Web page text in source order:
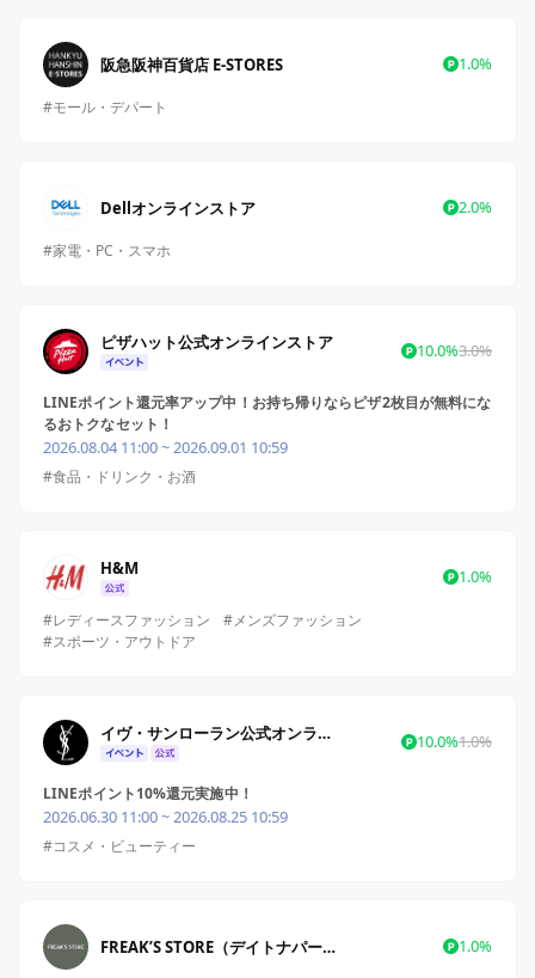
阪急阪神百貨店 E-STORES 1.0%
#モール・デパート
Dellオンラインストア 2.0%
#家電・PC・スマホ
ピザハット公式オンラインストア 10.0%3.0%
LINEポイント還元率アップ中！お持ち帰りならピザ2枚目が無料にな
るおトクなセット！
2026.08.04 11:00 ~ 2026.09.01 10:59
#食品・ドリンク・お酒
H&M 1.0%
#レディースファッション
#メンズファッション
#スポーツ・アウトドア
イヴ・サンローラン公式オンライン ブティック 10.0%1.0%
LINEポイント10%還元実施中！
2026.06.30 11:00 ~ 2026.08.25 10:59
#コスメ・ビューティー
FREAK’S STORE（デイトナパーク） 1.0%